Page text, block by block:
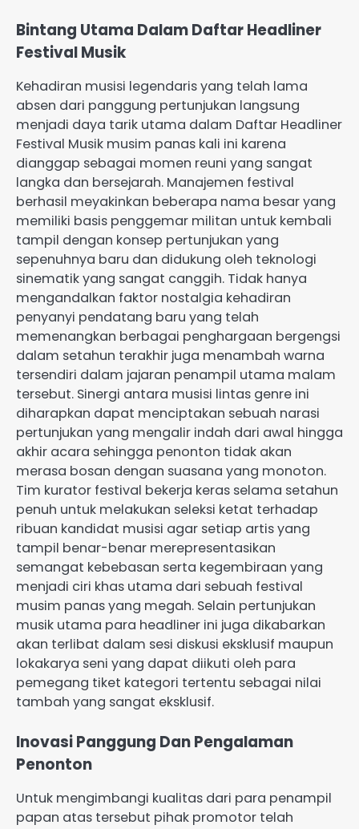
Bintang Utama Dalam Daftar Headliner
Festival Musik
Kehadiran musisi legendaris yang telah lama
absen dari panggung pertunjukan langsung
menjadi daya tarik utama dalam Daftar Headliner
Festival Musik musim panas kali ini karena
dianggap sebagai momen reuni yang sangat
langka dan bersejarah. Manajemen festival
berhasil meyakinkan beberapa nama besar yang
memiliki basis penggemar militan untuk kembali
tampil dengan konsep pertunjukan yang
sepenuhnya baru dan didukung oleh teknologi
sinematik yang sangat canggih. Tidak hanya
mengandalkan faktor nostalgia kehadiran
penyanyi pendatang baru yang telah
memenangkan berbagai penghargaan bergengsi
dalam setahun terakhir juga menambah warna
tersendiri dalam jajaran penampil utama malam
tersebut. Sinergi antara musisi lintas genre ini
diharapkan dapat menciptakan sebuah narasi
pertunjukan yang mengalir indah dari awal hingga
akhir acara sehingga penonton tidak akan
merasa bosan dengan suasana yang monoton.
Tim kurator festival bekerja keras selama setahun
penuh untuk melakukan seleksi ketat terhadap
ribuan kandidat musisi agar setiap artis yang
tampil benar-benar merepresentasikan
semangat kebebasan serta kegembiraan yang
menjadi ciri khas utama dari sebuah festival
musim panas yang megah. Selain pertunjukan
musik utama para headliner ini juga dikabarkan
akan terlibat dalam sesi diskusi eksklusif maupun
lokakarya seni yang dapat diikuti oleh para
pemegang tiket kategori tertentu sebagai nilai
tambah yang sangat eksklusif.
Inovasi Panggung Dan Pengalaman
Penonton
Untuk mengimbangi kualitas dari para penampil
papan atas tersebut pihak promotor telah